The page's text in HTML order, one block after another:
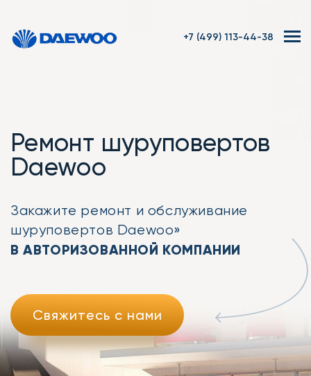
+7 (499) 113-44-38
Ремонт шуруповертов
Daewoo
Закажите ремонт и обслуживание
шуруповертов Daewoo»
В АВТОРИЗОВАННОЙ КОМПАНИИ
Свяжитесь с нами